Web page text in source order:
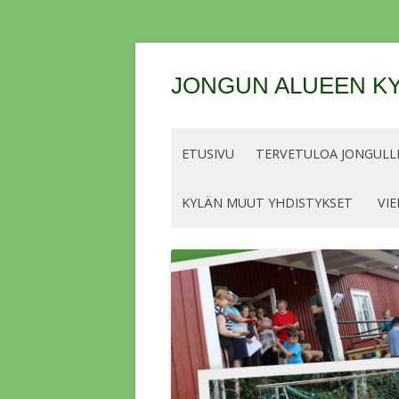
JONGUN ALUEEN
ETUSIVU TERVETULOA
KYLÄN MUUT YHDISTYKSET
HINNAT KALASTUSKAUDELLE 2026